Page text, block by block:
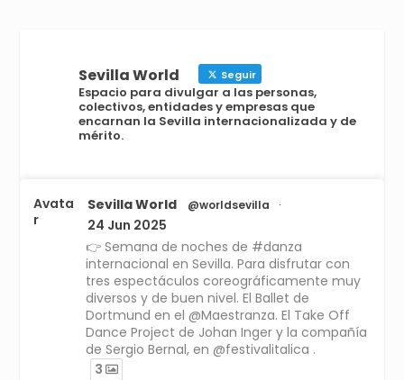
Sevilla World Seguir
Espacio para divulgar a las personas,
colectivos, entidades y empresas que
encarnan la Sevilla internacionalizada y de
mérito.
Avata
r
Sevilla World @worldsevilla ·
24 Jun 2025
👉 Semana de noches de #danza
internacional en Sevilla. Para disfrutar con
tres espectáculos coreográficamente muy
diversos y de buen nivel. El Ballet de
Dortmund en el @Maestranza. El Take Off
Dance Project de Johan Inger y la compañía
de Sergio Bernal, en @festivalitalica .
3